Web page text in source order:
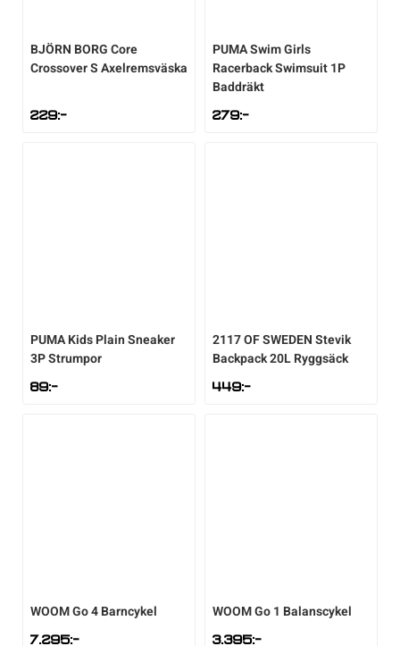
BJÖRN BORGCore
Crossover S Axelremsväska
229:-
PUMASwim Girls
Racerback Swimsuit 1P
Baddräkt
279:-
PUMAKids Plain Sneaker
3P Strumpor
89:-
2117 OF SWEDENStevik
Backpack 20L Ryggsäck
449:-
WOOMGo 4 Barncykel
7.295:-
WOOMGo 1 Balanscykel
3.395:-